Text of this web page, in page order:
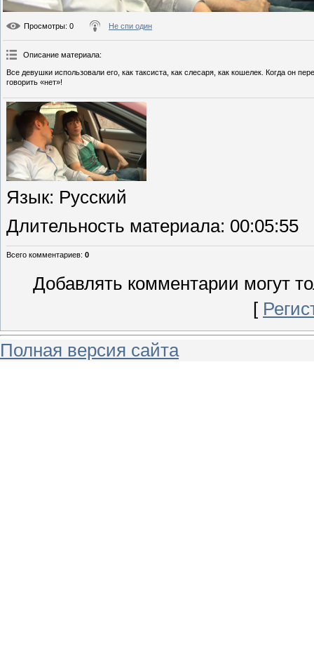
Просмотры: 0 Не спи один
Описание материала:
Все девушки использовали его, как таксиста, как слесаря, как кошелек. Когда он
говорить «нет»!
Язык: Русский
Длительность материала: 00:05:55
Всего комментариев: 0
Добавлять комментарии могут
[
Полная версия сайта